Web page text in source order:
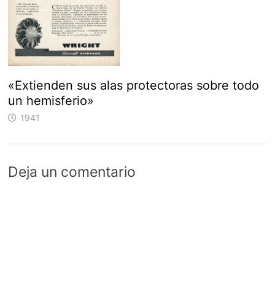
«Extienden sus alas protectoras sobre todo
un hemisferio»
1941
Deja un comentario